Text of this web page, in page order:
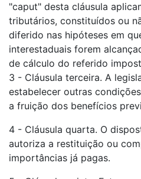
"caput" desta cláusula
tributários, constituídos ou
diferido nas hipóteses em
interestaduais forem
de cálculo do referido
3 - Cláusula terceira. A
estabelecer outras
a fruição dos benefícios
4 - Cláusula quarta. O
autoriza a restituição ou
importâncias já pagas.